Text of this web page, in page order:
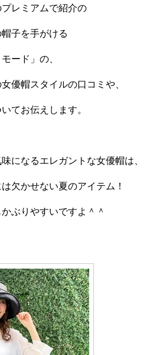
レミアムで紹介の
子を手がける
ード」の、
優帽スタイルの口コミや、
てお伝えします。
になるエレガントな女優帽は、
欠かせない夏のアイテム！
ぶりやすいですよ＾＾